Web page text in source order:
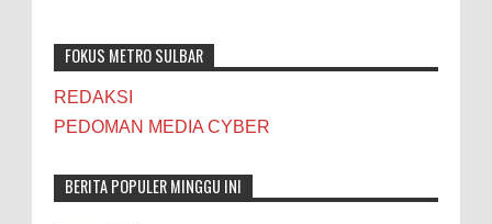
FOKUS METRO SULBAR
REDAKSI
PEDOMAN MEDIA CYBER
BERITA POPULER MINGGU INI